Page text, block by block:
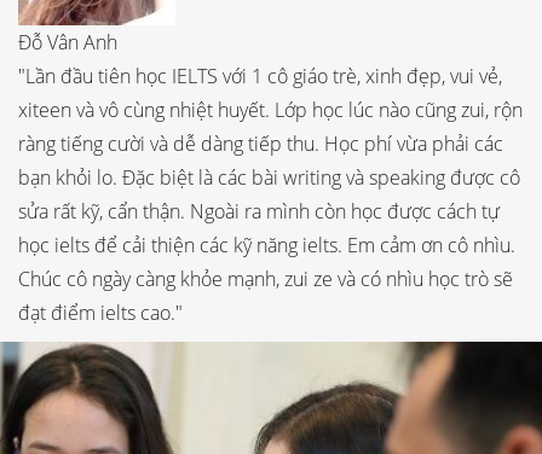
Đỗ Vân Anh
"Lần đầu tiên học IELTS với 1 cô giáo trè, xinh đẹp, vui vẻ,
xiteen và vô cùng nhiệt huyết. Lớp học lúc nào cũng zui, rộn
ràng tiếng cười và dễ dàng tiếp thu. Học phí vừa phải các
bạn khỏi lo. Đặc biệt là các bài writing và speaking được cô
sửa rất kỹ, cẩn thận. Ngoài ra mình còn học được cách tự
học ielts để cải thiện các kỹ năng ielts. Em cảm ơn cô nhìu.
Chúc cô ngày càng khỏe mạnh, zui ze và có nhìu học trò sẽ
đạt điểm ielts cao."